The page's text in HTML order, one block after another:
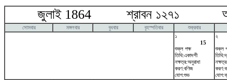
জুলাই 1864 শ্রাবন ১২৭১
সোমবার মঙ্গলবার বুধবার বৃহস্পতিবার
শুক্রবার
১
15
শুক্ল পক্ষ
তিথি:একাদশী
নক্ষত্র:অনুরাধা
করণ:বণিজ
যোগ:শুভ
২
শুক্ল